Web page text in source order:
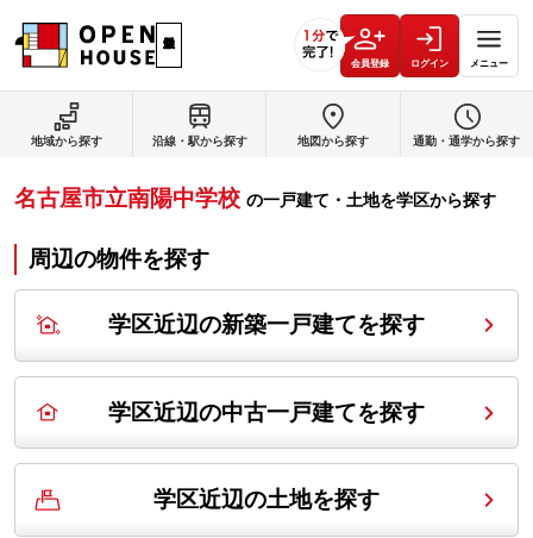
会員登録 ログイン メニュー
地域から探す 沿線・駅から探す 地図から探す 通勤・通学から探す
名古屋市立南陽中学校 の一戸建て・土地を学区から探す
周辺の物件を探す
学区近辺の新築一戸建てを探す
学区近辺の中古一戸建てを探す
学区近辺の土地を探す